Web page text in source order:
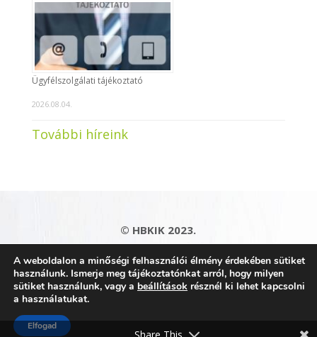
Ügyfélszolgálati tájékoztató
2026.08.04.
További híreink
© HBKIK 2023.
Adatkezelési tájékoztató|Impresszum|
Kapcsolat|Honlaptérkép
A weboldalon a minőségi felhasználói élmény érdekében sütiket
használunk. Ismerje meg tájékoztatónkat arról, hogy milyen
sütiket használunk, vagy a beállítások résznél ki lehet kapcsolni
a használatukat.
Elfogad